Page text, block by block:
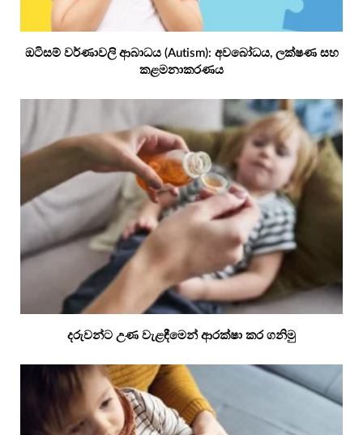
ඔටිසම් වර්ණාවලි ආබාධය (Autism): අවබෝධය, ලක්ෂණ සහ
කළමනාකරණය
දරුවන්ට උණ වැළඳීමෙන් ආරක්ෂා කර ගනිමු